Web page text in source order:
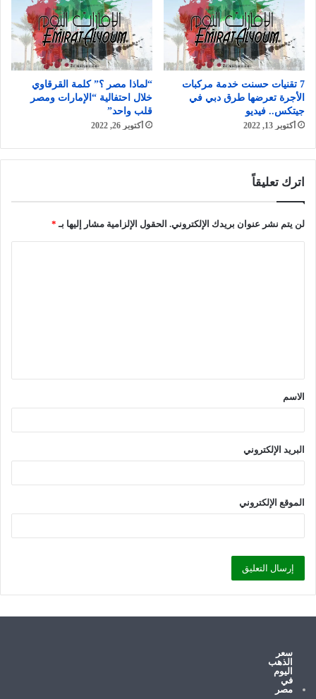
7 تقنيات حسنت خدمة مركبات
الأجرة تعرضها طرق دبي في
جيتكس.. فيديو
أكتوبر 13, 2022
“لماذا مصر ؟” كلمة القرقاوي
خلال احتفالية “الإمارات ومصر
قلب واحد”
أكتوبر 26, 2022
اترك تعليقاً
لن يتم نشر عنوان بريدك الإلكتروني. الحقول الإلزامية مشار إليها بـ *
ق
*الاسم
البريد الإلكتروني
الموقع الإلكتروني
سعر
الذهب
اليوم
في
مصر